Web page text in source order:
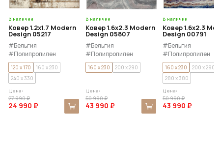
В наличии
Ковер 1.2x1.7 Modern
Design 05217
#Бельгия
#Полипропилен
120 x 170
160 x 230
240 x 330
Цена:
27 990 ₽
24 990 ₽
В наличии
Ковер 1.6x2.3 Modern
Design 05807
#Бельгия
#Полипропилен
160 x 230 200 x 290
Цена:
50 990 ₽
43 990 ₽
В наличии
Ковер 1.6x2.3
Design 00791
#Бельгия
#Полипропилен
160 x 230
200 x 290
280 x 380
Цена:
50 990 ₽
43 990 ₽